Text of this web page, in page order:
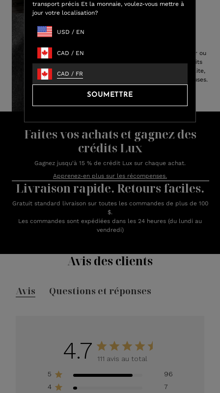
transport précis Et la monnaie, voulez-vous mettre à
jour votre localisation?
USD / EN
CAD / EN
CAD / FR
SOUMETTRE
Que ce soit pour vous amuser ou
offrir en cadeau, nos produits
offrent la présentation parfaite,
générant des critiques élogieuses.
Faites vos achats et gagnez des
crédits Lux
Gagnez jusqu'à 15 % de crédit Lux sur chaque achat.
Apprenez-en plus sur les récompenses.
Livraison rapide. Retours faciles.
Gratuit standard livraison sur toutes les commandes de plus de 100
$.
Les commandes sont expédiées dans les 24 heures (du lundi au
vendredi)
Avis des clients
Avis Questions et réponses
4.7
111 avis au total
5
96
4
7